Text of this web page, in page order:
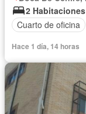
2 Habitaciones
Cuarto de oficina
Hace 1 día, 14 horas